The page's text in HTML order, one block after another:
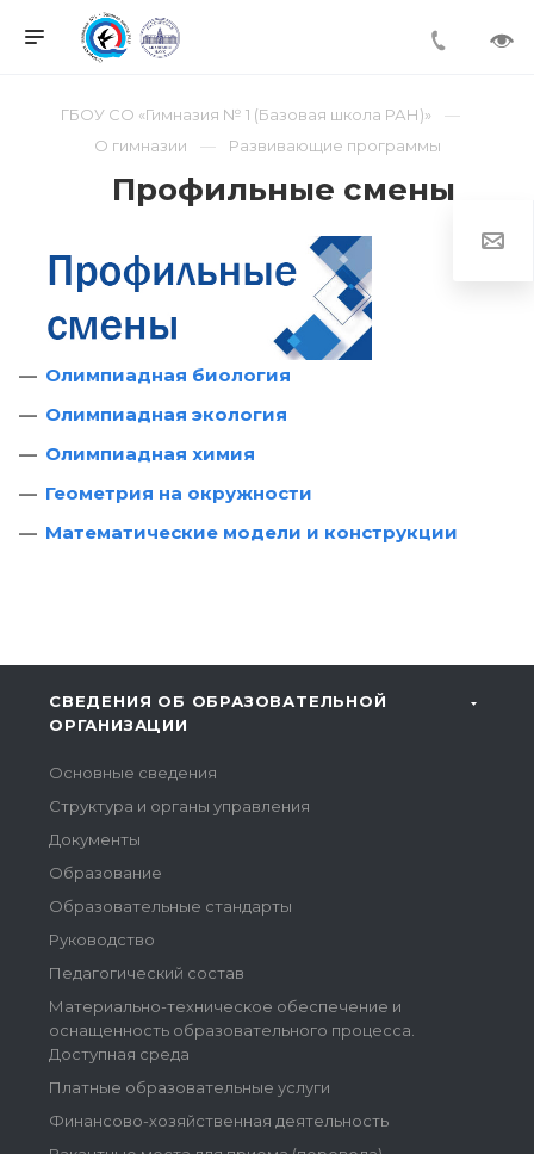
ГБОУ СО «Гимназия № 1 (Базовая школа РАН)»
О гимназии
Развивающие программы
Профильные смены
Олимпиадная биология
Олимпиадная экология
Олимпиадная химия
Геометрия на окружности
Математические модели и конструкции
СВЕДЕНИЯ ОБ ОБРАЗОВАТЕЛЬНОЙ
ОРГАНИЗАЦИИ
Основные сведения
Структура и органы управления
Документы
Образование
Образовательные стандарты
Руководство
Педагогический состав
Материально-техническое обеспечение и
оснащенность образовательного процесса.
Доступная среда
Платные образовательные услуги
Финансово-хозяйственная деятельность